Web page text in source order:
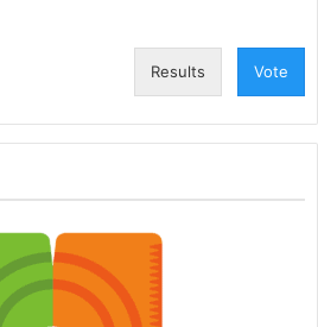
Results Vote